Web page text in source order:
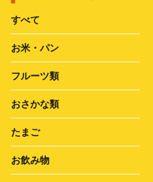
すべて
お米・パン
フルーツ類
おさかな類
たまご
お飲み物